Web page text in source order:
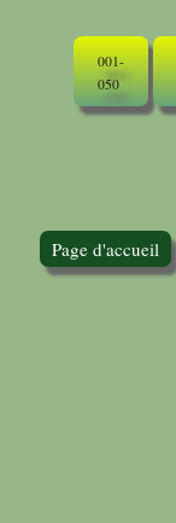
001-
050
Page d'accueil